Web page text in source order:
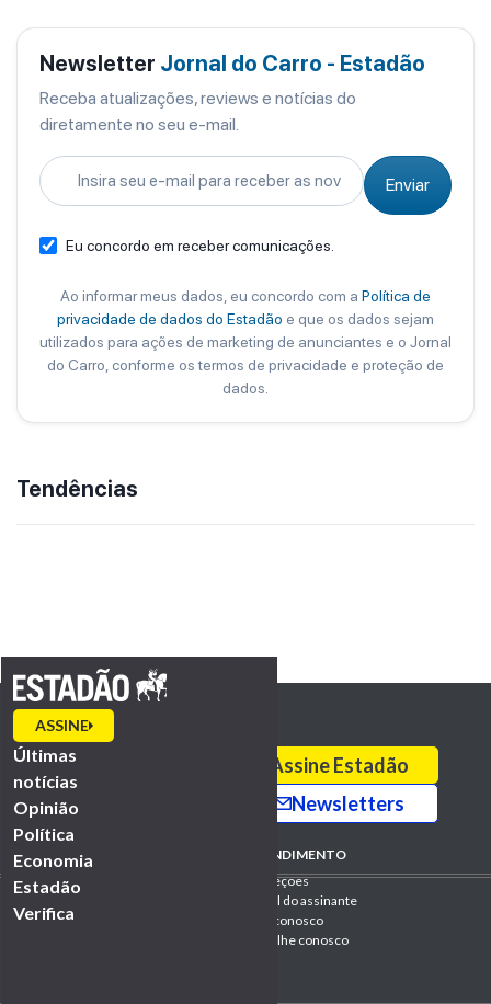
Newsletter Jornal do Carro - Estadão
Receba atualizações, reviews e notícias do
diretamente no seu e-mail.
Enviar
Eu concordo em receber comunicações.
Ao informar meus dados, eu concordo com a Política de
privacidade de dados do Estadão e que os dados sejam
utilizados para ações de marketing de anunciantes e o Jornal
do Carro, conforme os termos de privacidade e proteção de
dados.
Tendências